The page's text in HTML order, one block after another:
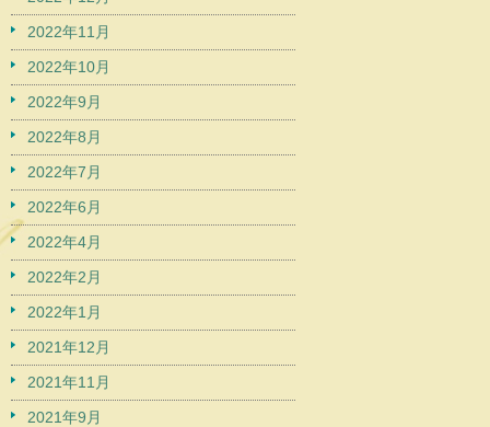
2022年11月
2022年10月
2022年9月
2022年8月
2022年7月
2022年6月
2022年4月
2022年2月
2022年1月
2021年12月
2021年11月
2021年9月